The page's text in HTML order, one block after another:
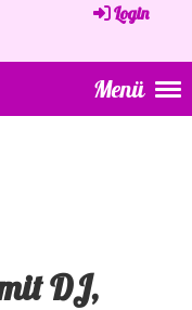
Login
Menü
DJ,